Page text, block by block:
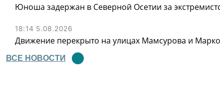
Юноша задержан в Северной Осетии за
18:14 5.08.2026
Движение перекрыто на улицах Мамсурова и
ВСЕ НОВОСТИ